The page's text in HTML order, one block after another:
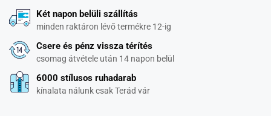
Két napon belüli szállítás
minden raktáron lévő termékre 12-ig
Csere és pénz vissza térítés
csomag átvétele után 14 napon belül
6000 stílusos ruhadarab
kínalata nálunk csak Terád vár